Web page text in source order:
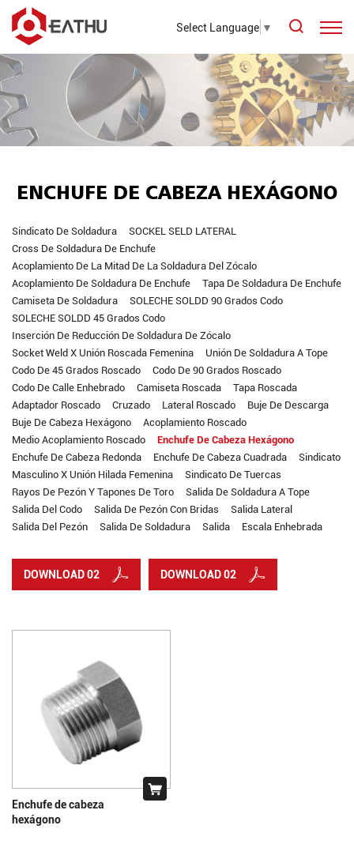
Select Language ▼
ENCHUFE DE CABEZA HEXÁGONO
Sindicato De Soldadura
SOCKEL SELD LATERAL
Cross De Soldadura De Enchufe
Acoplamiento De La Mitad De La Soldadura Del Zócalo
Acoplamiento De Soldadura De Enchufe
Tapa De Soldadura De Enchufe
Camiseta De Soldadura
SOLECHE SOLDD 90 Grados Codo
SOLECHE SOLDD 45 Grados Codo
Inserción De Reducción De Soldadura De Zócalo
Socket Weld X Unión Roscada Femenina
Unión De Soldadura A Tope
Codo De 45 Grados Roscado
Codo De 90 Grados Roscado
Codo De Calle Enhebrado
Camiseta Roscada
Tapa Roscada
Adaptador Roscado
Cruzado Lateral Roscado
Buje De Descarga
Buje De Cabeza Hexágono
Acoplamiento Roscado
Medio Acoplamiento Roscado
Enchufe De Cabeza Hexágono
Enchufe De Cabeza Redonda
Enchufe De Cabeza Cuadrada
Sindicato
Masculino X Unión Hilada Femenina
Sindicato De Tuercas
Rayos De Pezón Y Tapones De Toro
Salida De Soldadura A Tope
Salida Del Codo
Salida De Pezón Con Bridas
Salida Lateral
Salida Del Pezón
Salida De Soldadura Salida Escala Enhebrada
DOWNLOAD 02 DOWNLOAD 02
Enchufe de cabeza
hexágono